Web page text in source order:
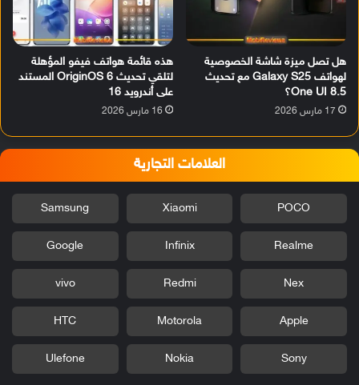
هل تصل ميزة شاشة الخصوصية
لهواتف Galaxy S25 مع تحديث
One UI 8.5؟
17 مارس 2026
هذه قائمة هواتف فيفو المؤهلة
لتلقي تحديث OriginOS 6 المستند
على أندرويد 16
16 مارس 2026
العلامات التجارية
POCO
Xiaomi
Samsung
Realme
Infinix
Google
Nex
Redmi
vivo
Apple
Motorola
HTC
Sony
Nokia
Ulefone